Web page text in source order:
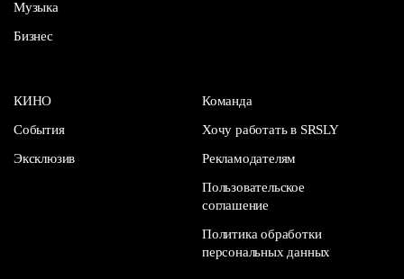
Музыка
Бизнес
КИНО
События
Эксклюзив
Команда
Хочу работать в SRSLY
Рекламодателям
Пользовательское
соглашение
Политика обработки
персональных данных